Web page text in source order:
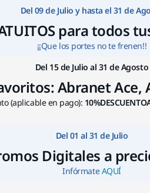
Ir a
Del 09 de Julio y hasta el 31 de
para todos
¡¡Que los portes no te frenen!!
Del 15 de Julio al 31 de Agosto
Abranet
(aplicable en pago):
Del 01 al 31 de Julio
Digitales a
InfórmateAQUÍ